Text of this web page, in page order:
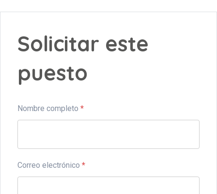
Solicitar este
puesto
Nombre completo *
Correo electrónico *